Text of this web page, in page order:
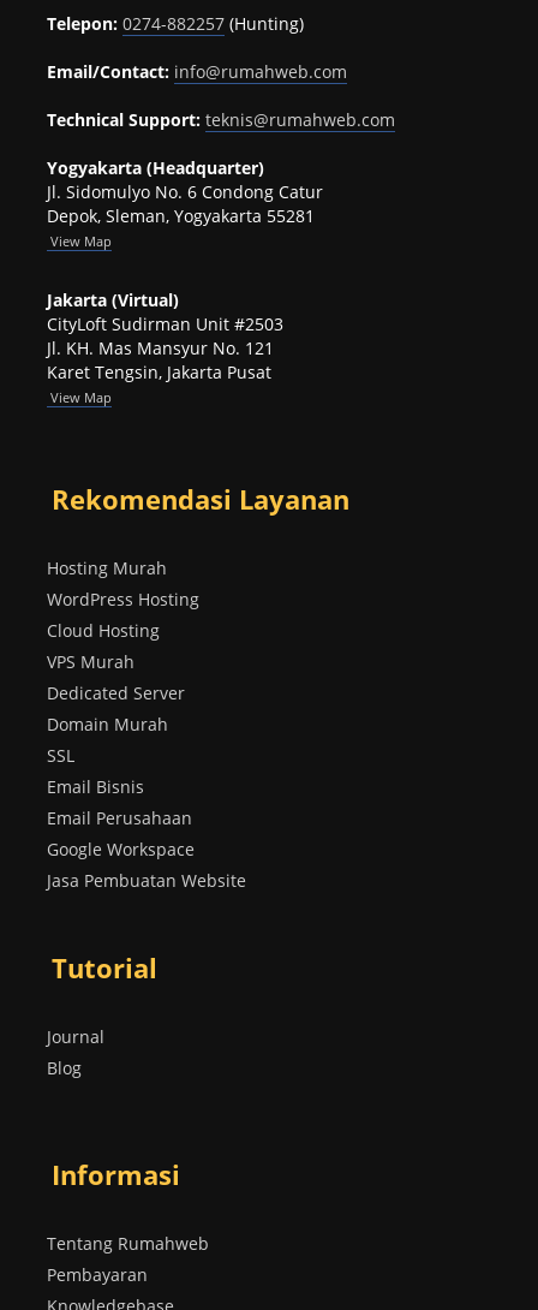
Telepon: 0274-882257 (Hunting)
Email/Contact: info@rumahweb.com
Technical Support: teknis@rumahweb.com
Yogyakarta (Headquarter)
Jl. Sidomulyo No. 6 Condong Catur
Depok, Sleman, Yogyakarta 55281
View Map
Jakarta (Virtual)
CityLoft Sudirman Unit #2503
Jl. KH. Mas Mansyur No. 121
Karet Tengsin, Jakarta Pusat
View Map
Rekomendasi Layanan
Hosting Murah
WordPress Hosting
Cloud Hosting
VPS Murah
Dedicated Server
Domain Murah
SSL
Email Bisnis
Email Perusahaan
Google Workspace
Jasa Pembuatan Website
Tutorial
Journal
Blog
Informasi
Tentang Rumahweb
Pembayaran